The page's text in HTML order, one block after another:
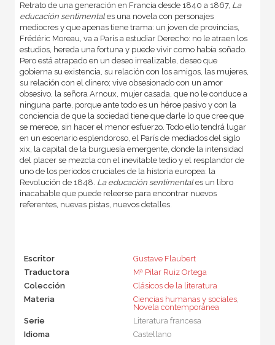
Retrato de una generación en Francia desde 1840 a 1867, La
educación sentimental es una novela con personajes
mediocres y que apenas tiene trama: un joven de provincias,
Frédéric Moreau, va a París a estudiar Derecho: no le atraen los
estudios, hereda una fortuna y puede vivir como había soñado.
Pero está atrapado en un deseo irrealizable, deseo que
gobierna su existencia, su relación con los amigos, las mujeres,
su relación con el dinero; vive obsesionado con un amor
obsesivo, la señora Arnoux, mujer casada, que no le conduce a
ninguna parte, porque ante todo es un héroe pasivo y con la
conciencia de que la sociedad tiene que darle lo que cree que
se merece, sin hacer el menor esfuerzo. Todo ello tendrá lugar
en un escenario esplendoroso, el París de mediados del siglo
xix, la capital de la burguesía emergente, donde la intensidad
del placer se mezcla con el inevitable tedio y el resplandor de
uno de los periodos cruciales de la historia europea: la
Revolución de 1848. La educación sentimentales un libro
inacabable que puede releerse para encontrar nuevos
referentes, nuevas pistas, nuevos detalles.
Escritor
Gustave Flaubert
Traductora
Mª Pilar Ruiz Ortega
Colección
Clásicos de la literatura
Materia
Ciencias humanas y sociales,
Novela contemporánea
Serie
Literatura francesa
Idioma
Castellano